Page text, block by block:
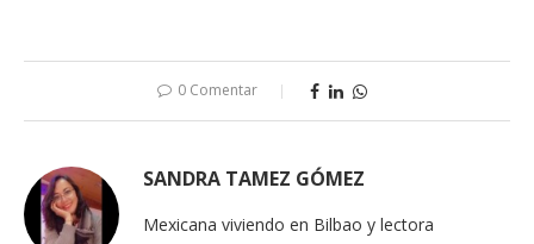
0 Comentar
SANDRA TAMEZ GÓMEZ
Mexicana viviendo en Bilbao y lectora